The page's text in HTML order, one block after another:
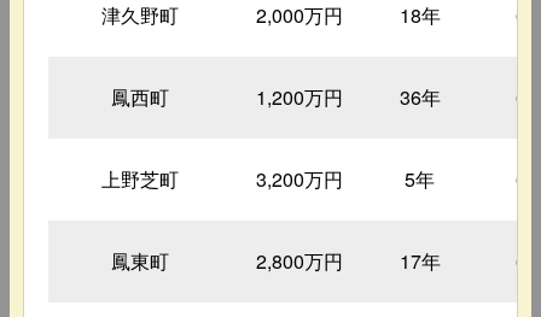
津久野町 2,000万円 18年
鳳西町 1,200万円 36年
上野芝町 3,200万円 5年
鳳東町 2,800万円 17年